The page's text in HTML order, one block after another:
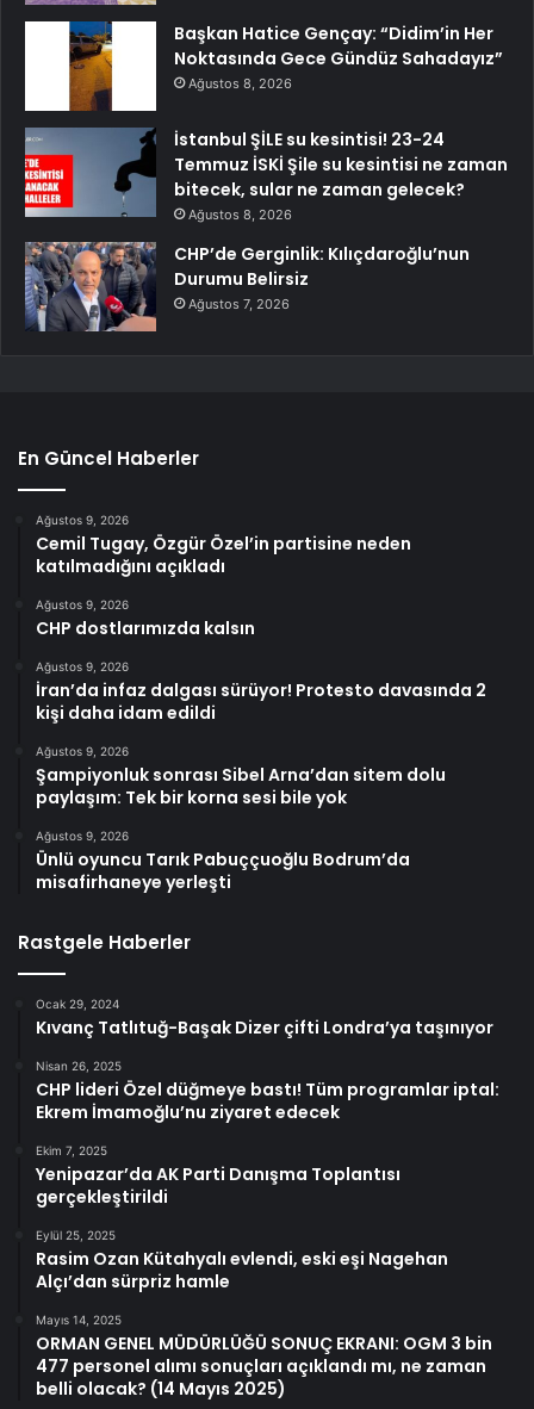
Başkan Hatice Gençay: “Didim’in Her
Noktasında Gece Gündüz Sahadayız”
Ağustos 8, 2026
İstanbul ŞİLE su kesintisi! 23-24
Temmuz İSKİ Şile su kesintisi ne zaman
bitecek, sular ne zaman gelecek?
Ağustos 8, 2026
CHP’de Gerginlik: Kılıçdaroğlu’nun
Durumu Belirsiz
Ağustos 7, 2026
En Güncel Haberler
Ağustos 9, 2026
Cemil Tugay, Özgür Özel’in partisine neden
katılmadığını açıkladı
Ağustos 9, 2026
CHP dostlarımızda kalsın
Ağustos 9, 2026
İran’da infaz dalgası sürüyor! Protesto davasında 2
kişi daha idam edildi
Ağustos 9, 2026
Şampiyonluk sonrası Sibel Arna’dan sitem dolu
paylaşım: Tek bir korna sesi bile yok
Ağustos 9, 2026
Ünlü oyuncu Tarık Pabuççuoğlu Bodrum’da
misafirhaneye yerleşti
Rastgele Haberler
Ocak 29, 2024
Kıvanç Tatlıtuğ-Başak Dizer çifti Londra’ya taşınıyor
Nisan 26, 2025
CHP lideri Özel düğmeye bastı! Tüm programlar iptal:
Ekrem İmamoğlu’nu ziyaret edecek
Ekim 7, 2025
Yenipazar’da AK Parti Danışma Toplantısı
gerçekleştirildi
Eylül 25, 2025
Rasim Ozan Kütahyalı evlendi, eski eşi Nagehan
Alçı’dan sürpriz hamle
Mayıs 14, 2025
ORMAN GENEL MÜDÜRLÜĞÜ SONUÇ EKRANI: OGM 3 bin
477 personel alımı sonuçları açıklandı mı, ne zaman
belli olacak? (14 Mayıs 2025)